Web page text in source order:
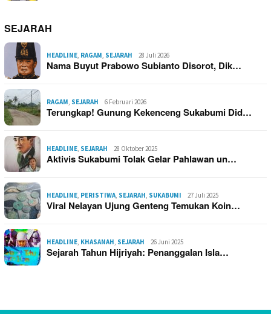
SEJARAH
HEADLINE RAGAM SEJARAH 28 Juli 2026
Nama Buyut Prabowo Subianto Disorot, Dik…
RAGAM SEJARAH 6 Februari 2026
Terungkap! Gunung Kekenceng Sukabumi Did…
HEADLINE SEJARAH 28 Oktober 2025
Aktivis Sukabumi Tolak Gelar Pahlawan un…
HEADLINE PERISTIWA SEJARAH SUKABUMI 27 Juli 2025
Viral Nelayan Ujung Genteng Temukan Koin…
HEADLINE KHASANAH SEJARAH 26 Juni 2025
Sejarah Tahun Hijriyah: Penanggalan Isla…